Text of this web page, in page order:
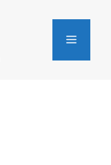
MENU